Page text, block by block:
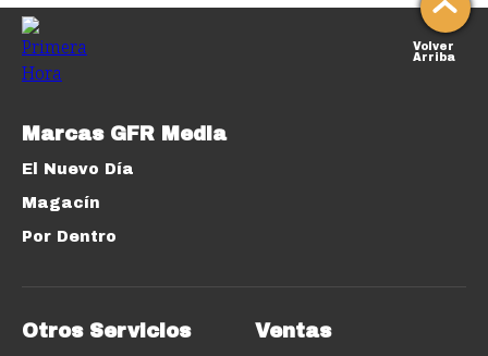
Volver
Arriba
Marcas GFR Media
El Nuevo Día
Magacín
Por Dentro
Otros Servicios Ventas